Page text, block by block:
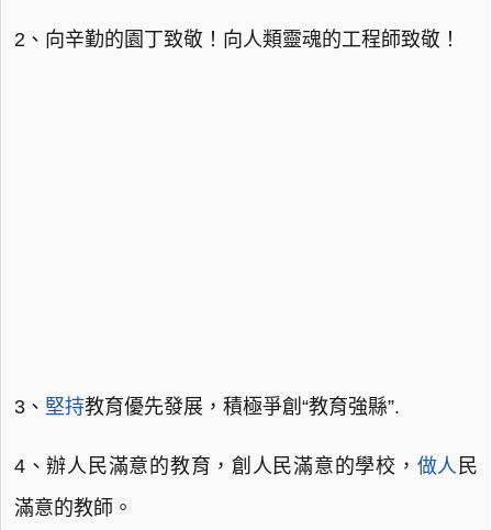
2、向辛勤的園丁致敬！向人類靈魂的工程師致敬！
3、 堅持教育優先發展，積極爭創“教育強縣”.
4、辦人民滿意的教育，創人民滿意的學校， 做人 民
滿意的教師。